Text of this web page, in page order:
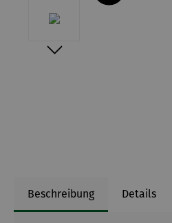
Beschreibung Details